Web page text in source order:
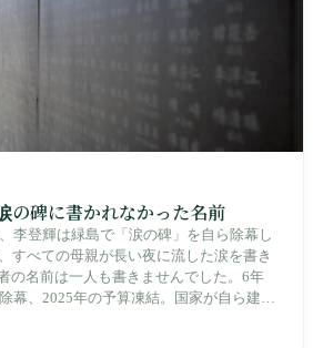
の碑に書かれなかった名前
李登輝は緑島で「涙の碑」を自ら除幕し
すべての母親が長い夜に流した涙を書き
の名前は一人も書きませんでした。6年
幕、2025年の予算凍結。国家が自ら建
記念する博物館です。しかし解厳から39